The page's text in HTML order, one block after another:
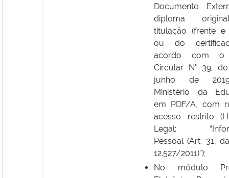
Documento
diploma
titulação (frente e
ou do
acordo com o
Circular N° 39,
junho de
Ministério da
em PDF/A, com
acesso restrito
Legal:
Pessoal (Art. 31,
12.527/2011)”);
No módulo